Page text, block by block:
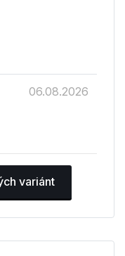
06.08.2026
variánt